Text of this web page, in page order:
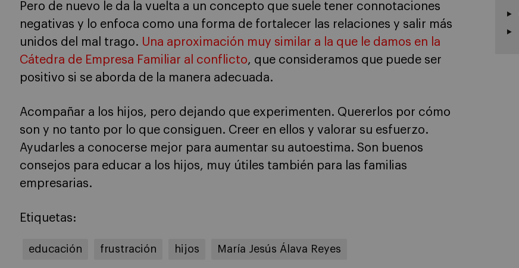
Pero de nuevo le da la vuelta a un concepto que suele tener connotaciones
negativas y lo enfoca como una forma de fortalecer las relaciones y salir más
unidos del mal trago. Una aproximación muy similar a la que le damos en la
Cátedra de Empresa Familiar al conflicto, que consideramos que puede ser
positivo si se aborda de la manera adecuada.
Acompañar a los hijos, pero dejando que experimenten. Quererlos por cómo
son y no tanto por lo que consiguen. Creer en ellos y valorar su esfuerzo.
Ayudarles a conocerse mejor para aumentar su autoestima. Son buenos
consejos para educar a los hijos, muy útiles también para las familias
empresarias.
Etiquetas:
educación frustración hijos María Jesús Álava Reyes